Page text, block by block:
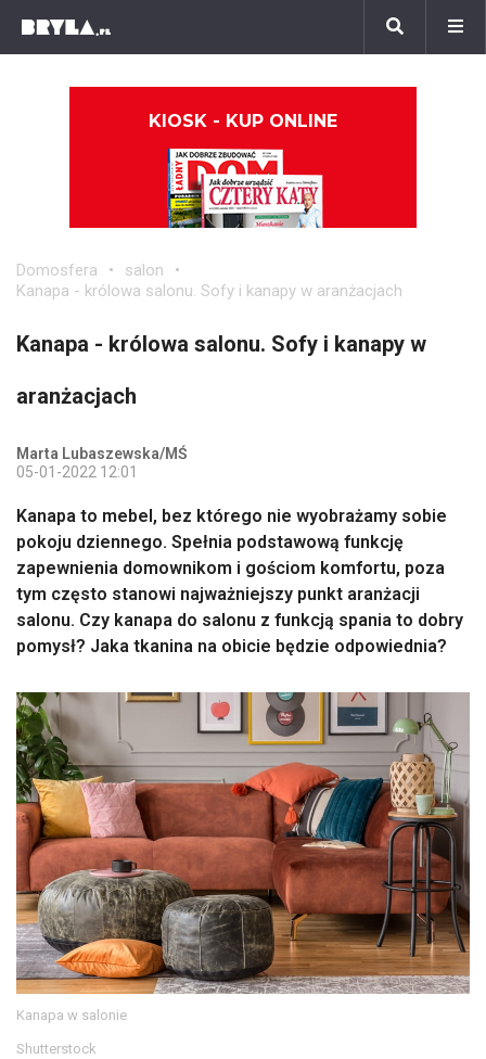
KIOSK - KUP ONLINE
Domosfera
salon
Kanapa - królowa salonu. Sofy i kanapy w aranżacjach
Kanapa - królowa salonu. Sofy i kanapy w
aranżacjach
Marta Lubaszewska/MŚ
05-01-2022 12:01
Kanapa to mebel, bez którego nie wyobrażamy sobie
pokoju dziennego. Spełnia podstawową funkcję
zapewnienia domownikom i gościom komfortu, poza
tym często stanowi najważniejszy punkt aranżacji
salonu. Czy kanapa do salonu z funkcją spania to dobry
pomysł? Jaka tkanina na obicie będzie odpowiednia?
Kanapa w salonie
Shutterstock